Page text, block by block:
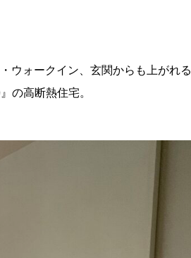
ウォークイン、玄関からも上がれる
の高断熱住宅。